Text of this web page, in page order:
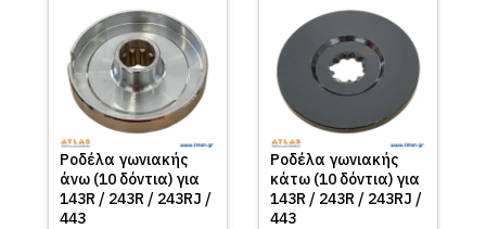
Ροδέλα γωνιακής
άνω (10 δόντια) για
143R / 243R / 243RJ /
443
Ροδέλα γωνιακής
κάτω (10 δόντια) για
143R / 243R / 243RJ /
443